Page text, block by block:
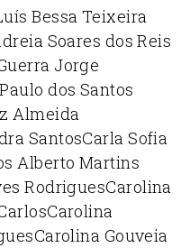
Bessa Teixeira
Soares dos Reis
Jorge
dos Santos
Almeida
SantosCarla Sofia
Alberto Martins
RodriguesCarolina
Carolina
Carolina Gouveia